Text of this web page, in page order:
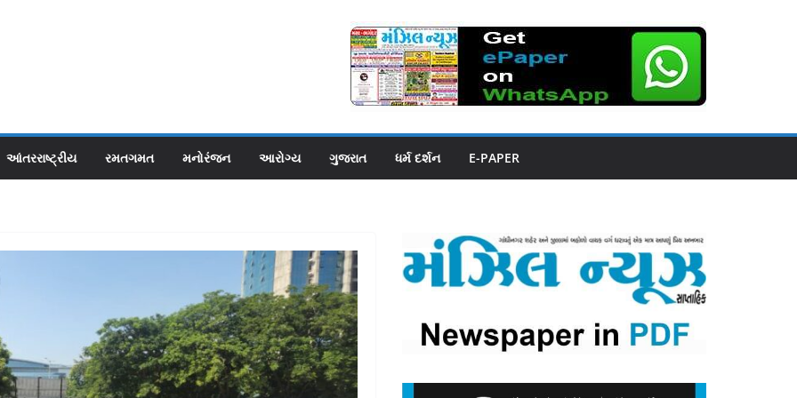
આંતરરાષ્ટ્રીય રમતગમત મનોરંજન આરોગ્ય ગુજરાત ધર્મ દર્શન E-PAPER